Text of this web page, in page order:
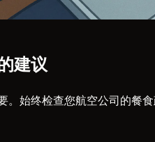
建议
。始终检查您航空公司的餐